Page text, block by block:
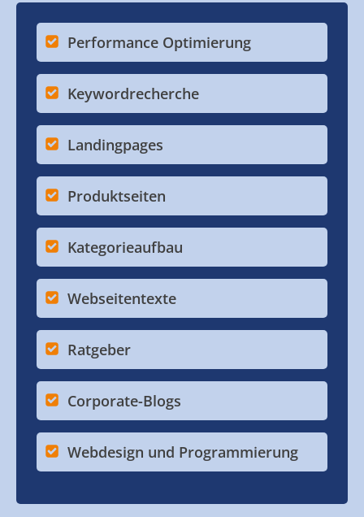
Performance Optimierung
Keywordrecherche
Landingpages
Produktseiten
Kategorieaufbau
Webseitentexte
Ratgeber
Corporate-Blogs
Webdesign und Programmierung